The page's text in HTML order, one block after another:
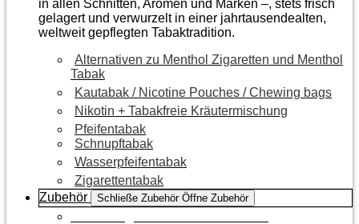
in allen Schnitten, Aromen und Marken –, stets frisch
gelagert und verwurzelt in einer jahrtausendealten,
weltweit gepflegten Tabaktradition.
Alternativen zu Menthol Zigaretten und Menthol
Tabak
Kautabak / Nicotine Pouches / Chewing bags
Nikotin + Tabakfreie Kräutermischung
Pfeifentabak
Schnupftabak
Wasserpfeifentabak
Zigarettentabak
Zubehör
Schließe Zubehör Öffne Zubehör